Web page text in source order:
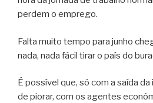
perdem o emprego.
Falta muito tempo para junho
nada, nada fácil tirar o país do
É possível que, só com a saída
de piorar, com os agentes